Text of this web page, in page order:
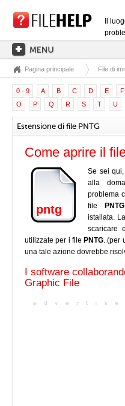
Il
PAGINA PRINCIPALE
CATEGORIE DELLE
CATEGORIE DEI DRIVER
FILE DLL
CONVERSIONI DI FILE
SOFTWARE
Pagina principale File di
0 - 9 A B C D E F
O
P Q R S T U
Estensione di file PNTG
Come aprire il
pntg
Se sei
alla
problema
file
PNTG
istallata.
scaricare
utilizzate per i file PNTG. (per
una tale azione dovrebbe
I software
Graphic File